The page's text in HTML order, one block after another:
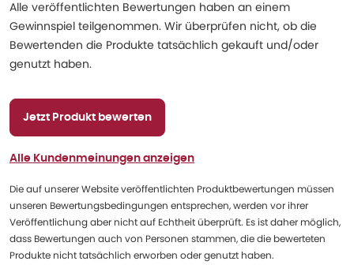
Alle veröffentlichten Bewertungen haben an einem
Gewinnspiel teilgenommen. Wir überprüfen nicht, ob die
Bewertenden die Produkte tatsächlich gekauft und/oder
genutzt haben.
Jetzt Produkt bewerten
Alle Kundenmeinungen anzeigen
Die auf unserer Website veröffentlichten Produktbewertungen müssen
unseren Bewertungsbedingungen entsprechen, werden vor ihrer
Veröffentlichung aber nicht auf Echtheit überprüft. Es ist daher möglich,
dass Bewertungen auch von Personen stammen, die die bewerteten
Produkte nicht tatsächlich erworben oder genutzt haben.